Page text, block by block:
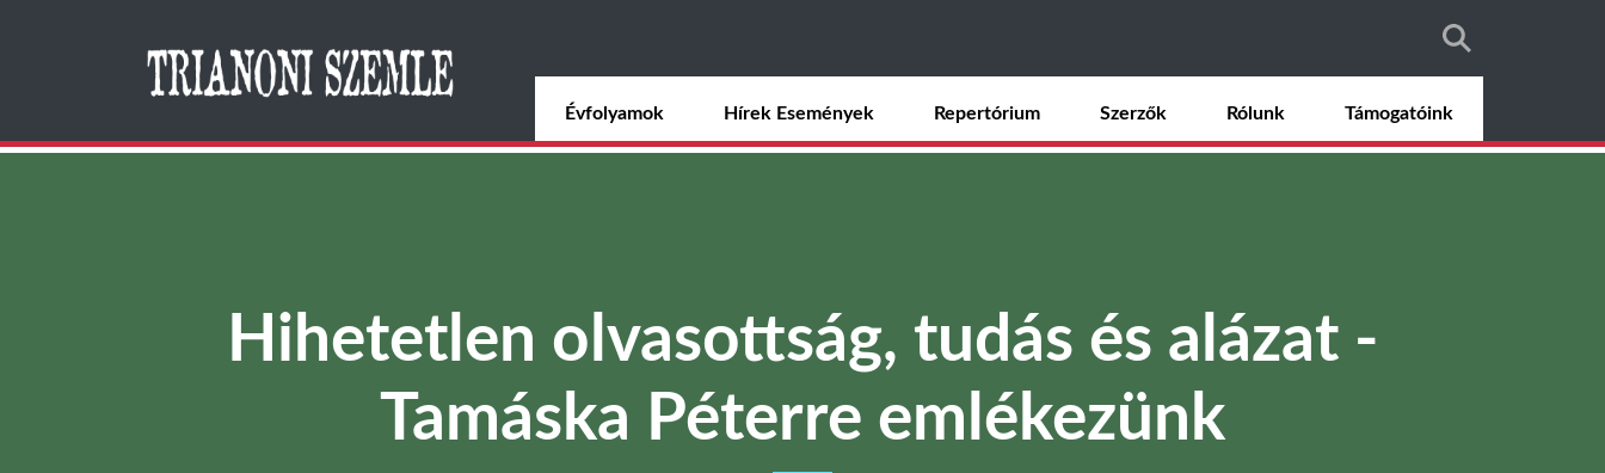
tartalomra
Évfolyamok Hírek Események Repertórium Szerzők Rólunk Támogatóink
Hihetetlen olvasottság, tudás és alázat -
Tamáska Péterre emlékezünk